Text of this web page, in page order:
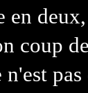
coup
pas